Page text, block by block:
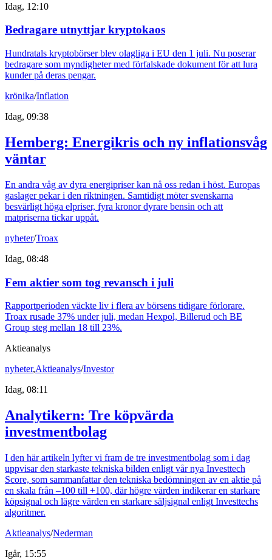
Idag, 12:10
Bedragare utnyttjar kryptokaos
Hundratals kryptobörser blev olagliga i EU den 1 juli. Nu poserar
bedragare som myndigheter med förfalskade dokument för att lura
kunder på deras pengar.
krönika/Inflation
Idag, 09:38
Hemberg: Energikris och ny inflationsvåg
väntar
En andra våg av dyra energipriser kan nå oss redan i höst. Europas
gaslager pekar i den riktningen. Samtidigt möter svenskarna
besvärligt höga elpriser, fyra kronor dyrare bensin och att
matpriserna tickar uppåt.
nyheter/Troax
Idag, 08:48
Fem aktier som tog revansch i juli
Rapportperioden väckte liv i flera av börsens tidigare förlorare.
Troax rusade 37% under juli, medan Hexpol, Billerud och BE
Group steg mellan 18 till 23%.
Aktieanalys
nyheter,Aktieanalys/Investor
Idag, 08:11
Analytikern: Tre köpvärda
investmentbolag
I den här artikeln lyfter vi fram de tre investmentbolag som i dag
uppvisar den starkaste tekniska bilden enligt vår nya Investtech
Score, som sammanfattar den tekniska bedömningen av en aktie på
en skala från –100 till +100, där högre värden indikerar en starkare
köpsignal och lägre värden en starkare säljsignal enligt Investtechs
algoritmer.
Aktieanalys/Nederman
Igår, 15:55